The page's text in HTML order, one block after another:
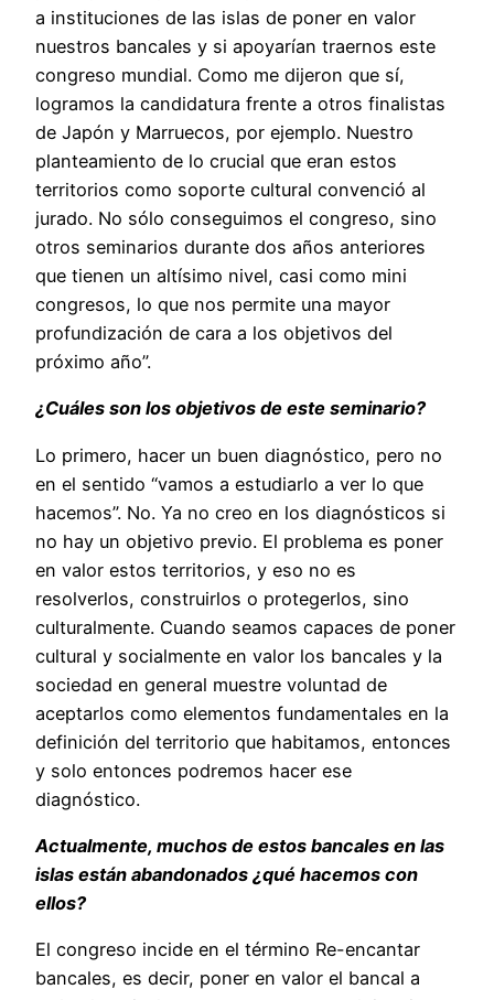
a instituciones de las islas de poner en valor
nuestros bancales y si apoyarían traernos este
congreso mundial. Como me dijeron que sí,
logramos la candidatura frente a otros finalistas
de Japón y Marruecos, por ejemplo. Nuestro
planteamiento de lo crucial que eran estos
territorios como soporte cultural convenció al
jurado. No sólo conseguimos el congreso, sino
otros seminarios durante dos años anteriores
que tienen un altísimo nivel, casi como mini
congresos, lo que nos permite una mayor
profundización de cara a los objetivos del
próximo año”.
¿Cuáles son los objetivos de este seminario?
Lo primero, hacer un buen diagnóstico, pero no
en el sentido “vamos a estudiarlo a ver lo que
hacemos”. No. Ya no creo en los diagnósticos si
no hay un objetivo previo. El problema es poner
en valor estos territorios, y eso no es
resolverlos, construirlos o protegerlos, sino
culturalmente. Cuando seamos capaces de poner
cultural y socialmente en valor los bancales y la
sociedad en general muestre voluntad de
aceptarlos como elementos fundamentales en la
definición del territorio que habitamos, entonces
y solo entonces podremos hacer ese
diagnóstico.
Actualmente, muchos de estos bancales en las
islas están abandonados ¿qué hacemos con
ellos?
El congreso incide en el término Re-encantar
bancales, es decir, poner en valor el bancal a